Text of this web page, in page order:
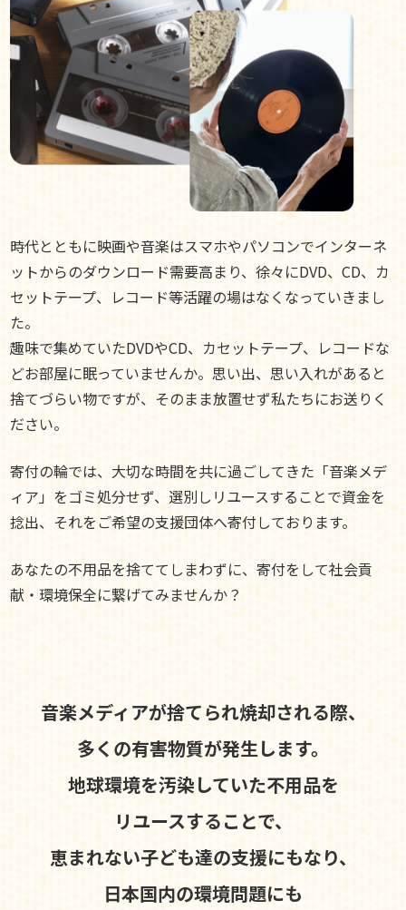
時代とともに映画や音楽はスマホやパソコンでインターネ
ットからのダウンロード需要高まり、徐々にDVD、CD、カ
セットテープ、レコード等活躍の場はなくなっていきまし
た。
趣味で集めていたDVDやCD、カセットテープ、レコードな
どお部屋に眠っていませんか。思い出、思い入れがあると
捨てづらい物ですが、そのまま放置せず私たちにお送りく
ださい。
寄付の輪では、大切な時間を共に過ごしてきた「音楽メデ
ィア」をゴミ処分せず、選別しリユースすることで資金を
捻出、それをご希望の支援団体へ寄付しております。
あなたの不用品を捨ててしまわずに、寄付をして社会貢
献・環境保全に繋げてみませんか？
音楽メディアが捨てられ焼却される際、
多くの有害物質が発生します。
地球環境を汚染していた不用品を
リユースすることで、
恵まれない子ども達の支援にもなり、
日本国内の環境問題にも